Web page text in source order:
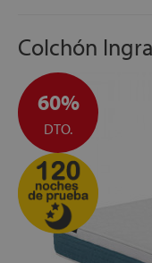
Colchón
60%
DTO.